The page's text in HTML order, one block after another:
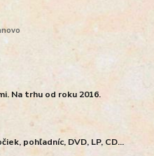
Na trhu od roku 2016.
pohľadníc, DVD, LP, CD...